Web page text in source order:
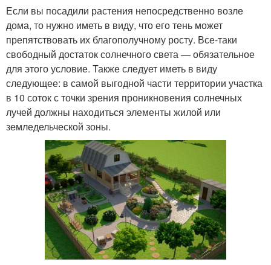
Если вы посадили растения непосредственно возле
дома, то нужно иметь в виду, что его тень может
препятствовать их благополучному росту. Все-таки
свободный достаток солнечного света — обязательное
для этого условие. Также следует иметь в виду
следующее: в самой выгодной части территории участка
в 10 соток с точки зрения проникновения солнечных
лучей должны находиться элементы жилой или
земледельческой зоны.